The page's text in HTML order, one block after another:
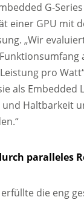
G-
einer GPU mit
„Wir
pro
als
Haltbarkeit
paralleles
erfüllte die eng